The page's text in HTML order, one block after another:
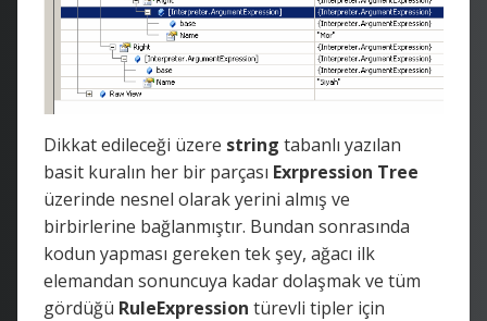
Dikkat edileceği üzere string tabanlı yazılan
basit kuralın her bir parçası Exrpression Tree
üzerinde nesnel olarak yerini almış ve
birbirlerine bağlanmıştır. Bundan sonrasında
kodun yapması gereken tek şey, ağacı ilk
elemandan sonuncuya kadar dolaşmak ve tüm
gördüğü RuleExpression türevli tipler için